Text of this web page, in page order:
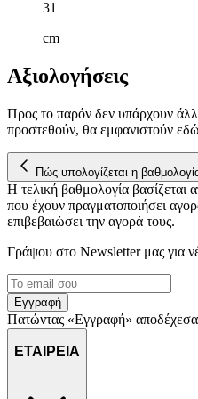
31
cm
Αξιολογήσεις
Προς το παρόν δεν υπάρχουν
προστεθούν, θα εμφανιστούν
Πώς υπολογίζεται η
Η τελική βαθμολογία βασίζεται
που έχουν πραγματοποιήσει
επιβεβαιώσει την αγορά τους.
Γράψου στο Νewsletter μας για
Εγγραφή
Πατώντας «Εγγραφή»
ΕΤΑΙΡΕΙΑ